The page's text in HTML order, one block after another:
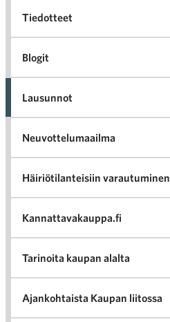
Tiedotteet
Blogit
Lausunnot
Neuvottelumaailma
Häiriötilanteisiin varautuminen
Kannattavakauppa.fi
Tarinoita kaupan alalta
Ajankohtaista Kaupan liitossa